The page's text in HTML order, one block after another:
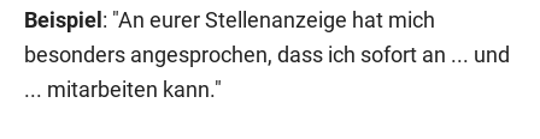
Beispiel : "An eurer Stellenanzeige hat mich
besonders angesprochen, dass ich sofort an ... und
... mitarbeiten kann."